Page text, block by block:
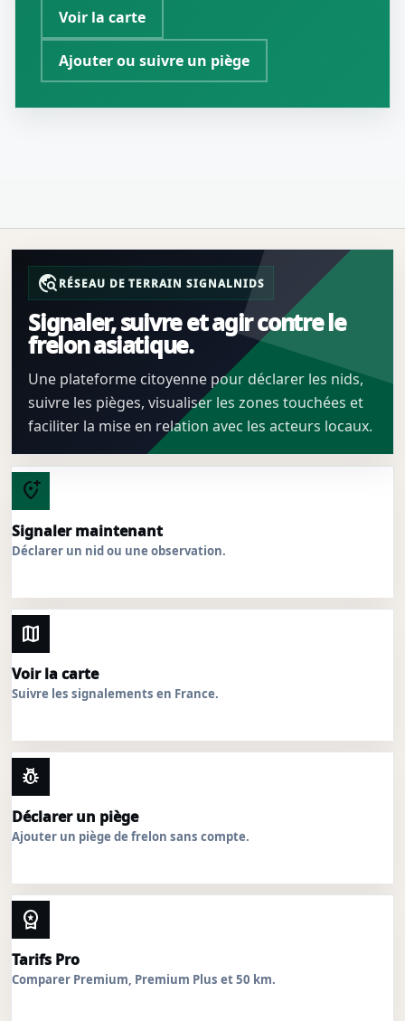
Voir la carte
Ajouter ou suivre un piège
travel_exploreRÉSEAU DE TERRAIN SIGNALNIDS
Signaler, suivre et agir contre le
frelon asiatique.
Une plateforme citoyenne pour déclarer les nids,
suivre les pièges, visualiser les zones touchées et
faciliter la mise en relation avec les acteurs locaux.
add_location_alt
Signaler maintenant
Déclarer un nid ou une observation.
map
Voir la carte
Suivre les signalements en France.
pest_control
Déclarer un piège
Ajouter un piège de frelon sans compte.
workspace_premium
Tarifs Pro
Comparer Premium, Premium Plus et 50 km.